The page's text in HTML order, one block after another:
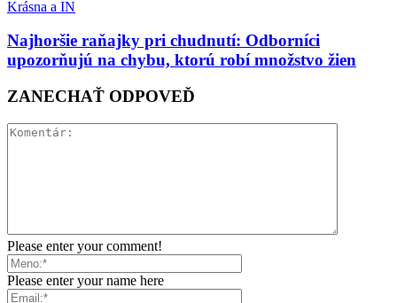
Krásna a IN
Najhoršie raňajky pri chudnutí: Odborníci
upozorňujú na chybu, ktorú robí množstvo žien
ZANECHAŤ ODPOVEĎ
Please enter your comment!
Please enter your name here